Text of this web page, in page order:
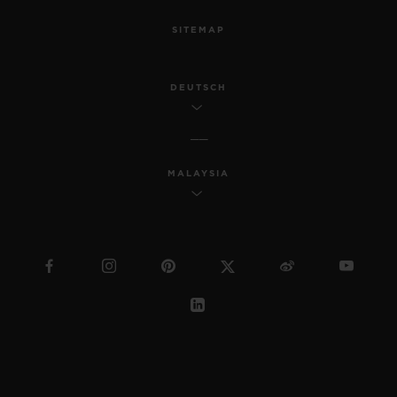
SITEMAP
DEUTSCH
MALAYSIA